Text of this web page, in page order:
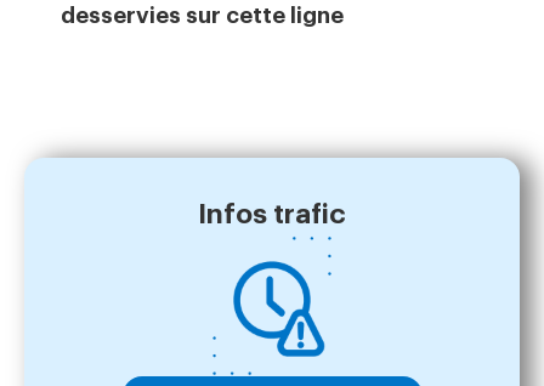
desservies sur cette ligne
Infos trafic